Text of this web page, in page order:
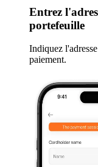
Entrez
portefeuille
Indiquez
paiement.